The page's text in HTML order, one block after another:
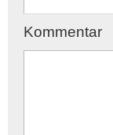
Kommentar